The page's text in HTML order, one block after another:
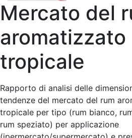
Mercato del
aromatizzato
tropicale
Rapporto di analisi delle
tendenze del mercato del rum
tropicale per tipo (rum bianco,
rum speziato) per applicazione